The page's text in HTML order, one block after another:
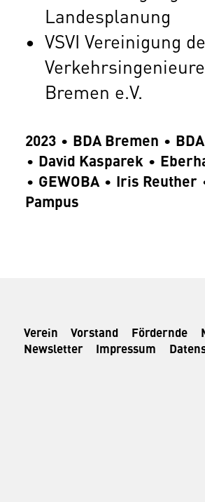
Landesplanung
VSVI Vereinigung
Bremen e.V.
2023 BDA Bremen
David Kasparek
GEWOBA
Iris Reuther
Pampus
Verein Vorstand Fördernde
Newsletter
Impressum